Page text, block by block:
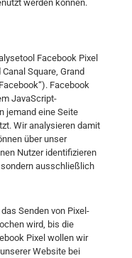
werden können.
Facebook Pixel
Square, Grand
Facebook
JavaScript-
jemand eine Seite
Wir analysieren damit
über unser
Nutzer identifizieren
ausschließlich
Senden von Pixel-
wird, bis die
Pixel wollen wir
Website bei